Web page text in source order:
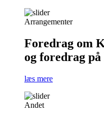
Arrangementer
Foredrag om
og foredrag
læs mere
Andet